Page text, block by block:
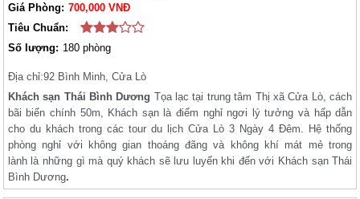
Giá Phòng: 700,000 VNĐ
Tiêu Chuẩn:
Số lượng: 180 phòng
Địa chỉ:92 Bình Minh, Cửa Lò
Khách sạn Thái Bình Dương Tọa lạc tại trung tâm Thị xã Cửa Lò, cách
bãi biển chính 50m, Khách sạn là điểm nghỉ ngơi lý tưởng và hấp dẫn
cho du khách trong các tour du lịch Cửa Lò 3 Ngày 4 Đêm. Hệ thống
phòng nghỉ với không gian thoáng đãng và không khí mát mẻ trong
lành là những gì mà quý khách sẽ lưu luyến khi đến với Khách sạn Thái
Bình Dương.